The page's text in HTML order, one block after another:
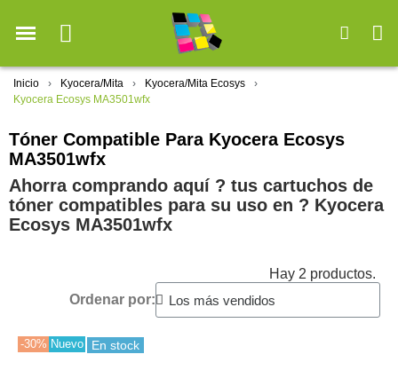
Inicio Kyocera/Mita
Kyocera/Mita Ecosys
Kyocera Ecosys MA3501wfx
Tóner Compatible Para Kyocera Ecosys
MA3501wfx
Ahorra comprando aquí ? tus cartuchos de
tóner compatibles para su uso en ?️ Kyocera
Ecosys MA3501wfx
Hay 2 productos.
Ordenar por:
-30% Nuevo En stock